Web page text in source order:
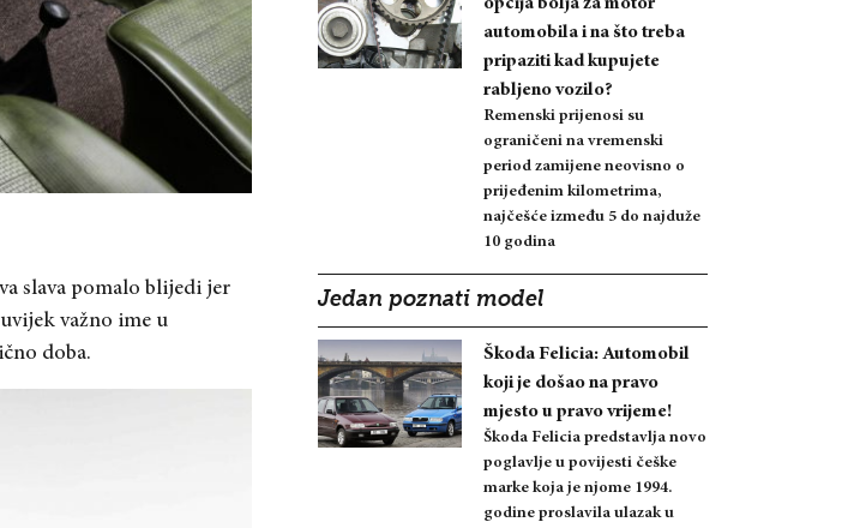
slava pomalo blijedi jer
važno ime u
doba.
automobila i na što treba
pripaziti kad kupujete
rabljeno vozilo?
Remenski prijenosi su
ograničeni na vremenski
period zamijene neovisno o
prijeđenim kilometrima,
najčešće između 5 do najduže
10 godina
Jedan poznati model
Škoda Felicia: Automobil
koji je došao na pravo
mjesto u pravo vrijeme!
Škoda Felicia predstavlja novo
poglavlje u povijesti češke
marke koja je njome 1994.
godine proslavila ulazak u